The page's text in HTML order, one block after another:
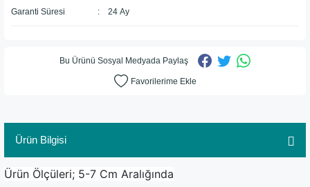
Garanti Süresi 24 Ay
Bu Ürünü Sosyal Medyada Paylaş
Ürün Bilgisi
Ürün Ölçüleri; 5-7 Cm Aralığında